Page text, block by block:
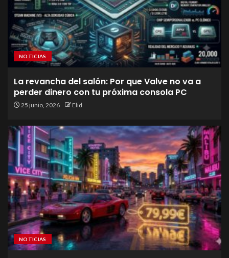
NOTICIAS
La revancha del salón: Por que Valve no va a
perder dinero con tu próxima consola PC
25 junio, 2026 Elid
NOTICIAS